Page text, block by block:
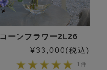
コーンフラワー2L26
¥33,000(税込)
1件